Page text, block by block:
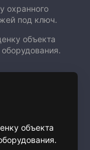
охранного
под ключ.
объекта
объекта